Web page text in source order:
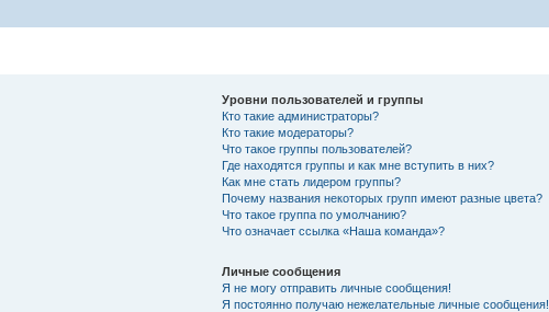
Уровни пользователей и группы
Кто такие администраторы?
Кто такие модераторы?
Что такое группы пользователей?
Где находятся группы и как мне вступить в них?
Как мне стать лидером группы?
Почему названия некоторых групп имеют разные цвета?
Что такое группа по умолчанию?
Что означает ссылка «Наша команда»?
Личные сообщения
Я не могу отправить личные сообщения!
Я постоянно получаю нежелательные личные сообщения!